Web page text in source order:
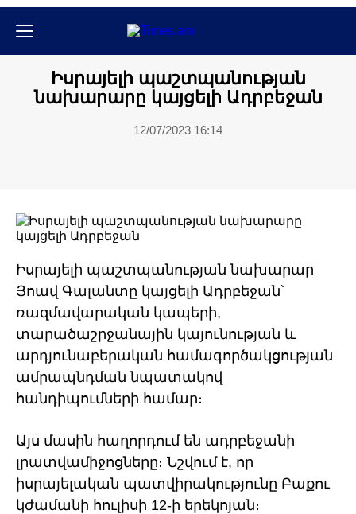
Իսրայելի պաշտպանության
նախարարը կայցելի Ադրբեջան
12/07/2023 16:14
Իսրայելի պաշտպանության նախարար
Յոավ Գալանտը կայցելի Ադրբեջան՝
ռազմավարական կապերի,
տարածաշրջանային կայունության և
արդյունաբերական համագործակցության
ամրապնդման նպատակով
հանդիպումների համար։
Այս մասին հաղորդում են ադրբեջանի
լրատվամիջոցները։ Նշվում է, որ
իսրայելական պատվիրակությունը Բաքու
կժամանի հուլիսի 12-ի երեկոյան։